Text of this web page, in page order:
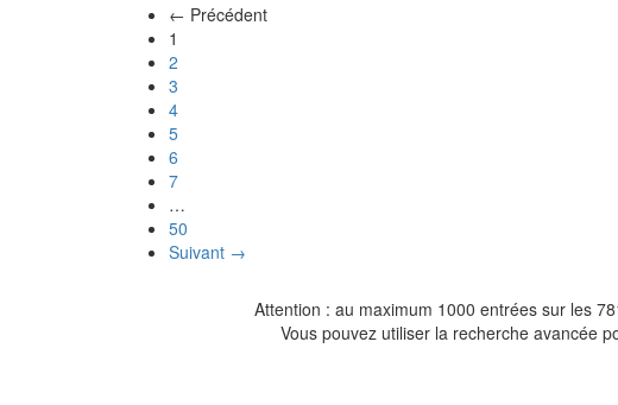
← Précédent
1
2
3
4
5
6
7
…
50
Suivant →
Attention : au maximum 1000 entrées sur les
Vous pouvez utiliser la recherche avancée